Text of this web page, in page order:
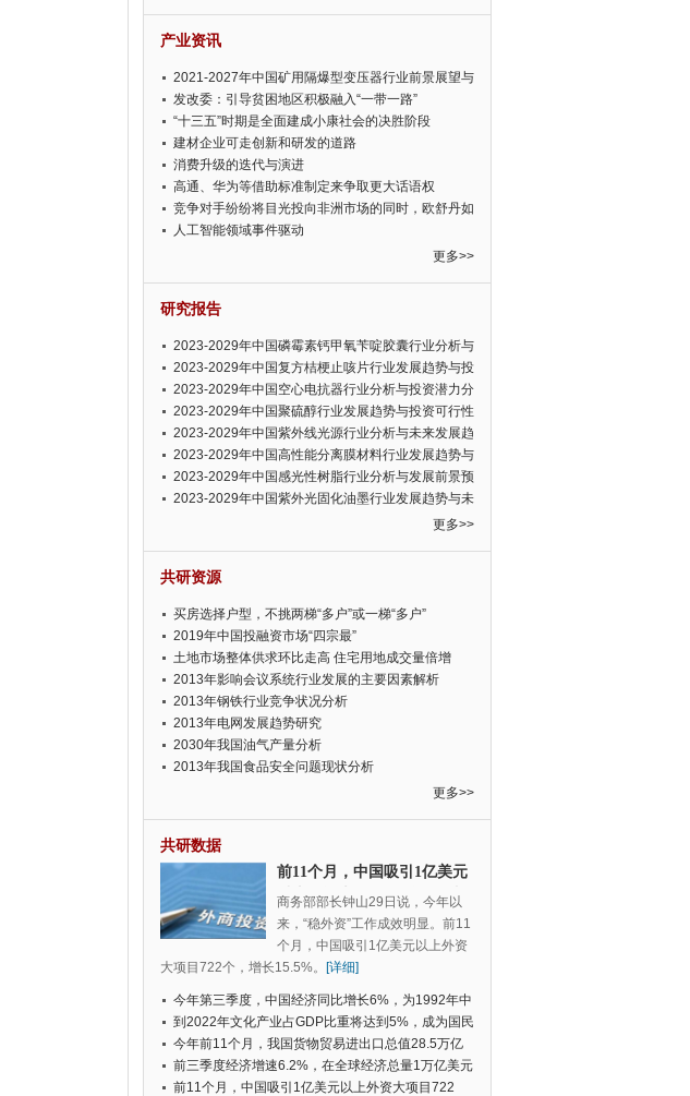
产业资讯
2021-2027年中国矿用隔爆型变压器行业前景展望与
投资前景预测报告
发改委：引导贫困地区积极融入“一带一路”
“十三五”时期是全面建成小康社会的决胜阶段
建材企业可走创新和研发的道路
消费升级的迭代与演进
高通、华为等借助标准制定来争取更大话语权
竞争对手纷纷将目光投向非洲市场的同时，欧舒丹如
此淡定，难道就真的不怕丧失先机吗?
人工智能领域事件驱动
更多>>
研究报告
2023-2029年中国磷霉素钙甲氧苄啶胶囊行业分析与
投资可行性报告
2023-2029年中国复方桔梗止咳片行业发展趋势与投
资潜力分析报告
2023-2029年中国空心电抗器行业分析与投资潜力分
析报告
2023-2029年中国聚硫醇行业发展趋势与投资可行性
报告
2023-2029年中国紫外线光源行业分析与未来发展趋
势报告
2023-2029年中国高性能分离膜材料行业发展趋势与
发展前景预测报告
2023-2029年中国感光性树脂行业分析与发展前景预
测报告
2023-2029年中国紫外光固化油墨行业发展趋势与未
更多>>
共研资源
买房选择户型，不挑两梯“多户”或一梯“多户”
2019年中国投融资市场“四宗最”
土地市场整体供求环比走高 住宅用地成交量倍增
2013年影响会议系统行业发展的主要因素解析
2013年钢铁行业竞争状况分析
2013年电网发展趋势研究
2030年我国油气产量分析
2013年我国食品安全问题现状分析
更多>>
共研数据
前11个月，中国吸引1亿美元
以上外资大项目722个，增长
15.5%
商务部部长钟山29日说，今年以
来，“稳外资”工作成效明显。前11
个月，中国吸引1亿美元以上外资
大项目722个，增长15.5%。 [详细]
今年第三季度，中国经济同比增长6%，为1992年中
国有季度数据以来的新低
到2022年文化产业占GDP比重将达到5%，成为国民
经济支柱产业
今年前11个月，我国货物贸易进出口总值28.5万亿
元人民币，比去年同期增长2.4%
前三季度经济增速6.2%，在全球经济总量1万亿美元
以上的经济体中增速最快
前11个月，中国吸引1亿美元以上外资大项目722